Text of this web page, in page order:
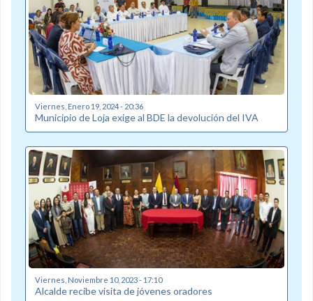
Viernes, Enero 19, 2024 - 20:36
Municipio de Loja exige al BDE la devolución del IVA
Viernes, Noviembre 10, 2023 - 17:10
Alcalde recibe visita de jóvenes oradores